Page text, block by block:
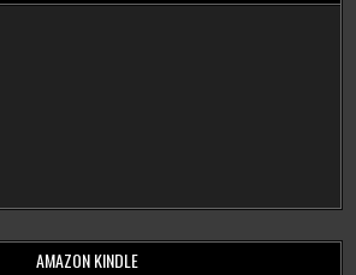
AMAZON KINDLE